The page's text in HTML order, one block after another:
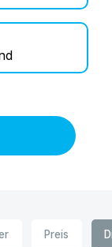
Preis